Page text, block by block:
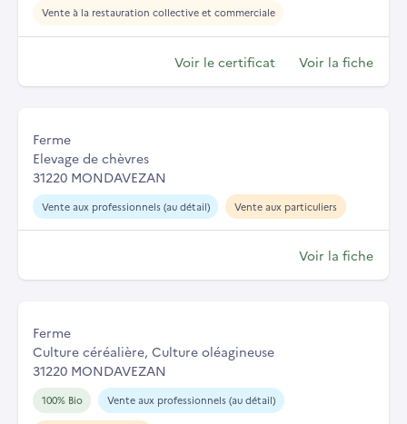
Vente à la restauration collective et commerciale
Voir le certificat Voir la fiche
Ferme
Elevage de chèvres
31220 MONDAVEZAN
Vente aux professionnels (au détail) Vente aux particuliers
Voir la fiche
Ferme
Culture céréalière, Culture oléagineuse
31220 MONDAVEZAN
100% Bio Vente aux professionnels (au détail)